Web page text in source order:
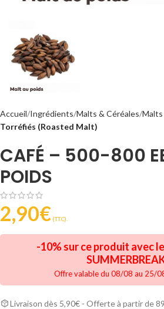
Accueil Ingrédients Malts & Céréales Malts
Torréfiés (Roasted Malt)
CAFÉ – 500-800
POIDS
2,90€ (T.T.C).
-10% sur ce produit avec
Offre valable du 08/08 au 25/
Livraison dès 5,90€ - Offerte à partir de